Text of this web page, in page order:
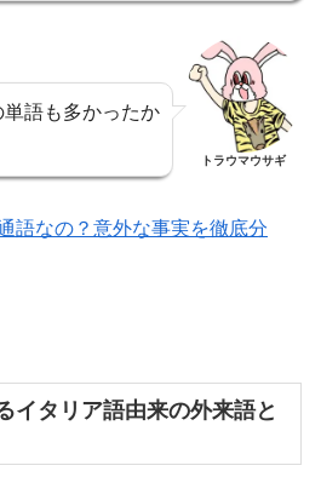
語も多かったか
トラウマウサギ
語なの？意外な事実を徹底分
イタリア語由来の外来語と